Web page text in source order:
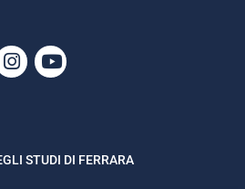
Instagram
Youtube
STUDI DI FERRARA